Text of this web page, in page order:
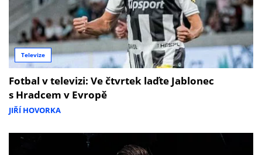
Televize
Fotbal v televizi: Ve čtvrtek laďte Jablonec
s Hradcem v Evropě
JIŘÍ HOVORKA